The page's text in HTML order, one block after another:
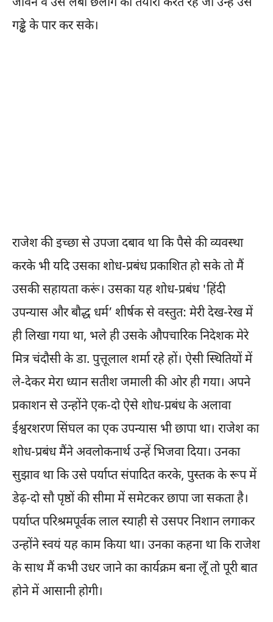
गड्ढे के पार कर सके।
राजेश की इच्छा से उपजा दबाव था कि पैसे की व्यवस्था
करके भी यदि उसका शोध-प्रबंध प्रकाशित हो सके तो मैं
उसकी सहायता करूं। उसका यह शोध-प्रबंध 'हिंदी
उपन्यास और बौद्ध धर्म’ शीर्षक से वस्तुत: मेरी देख-रेख में
ही लिखा गया था, भले ही उसके औपचारिक निदेशक मेरे
मित्र चंदौसी के डा. पुत्तूलाल शर्मा रहे हों। ऐसी स्थितियों में
ले-देकर मेरा ध्यान सतीश जमाली की ओर ही गया। अपने
प्रकाशन से उन्होंने एक-दो ऐसे शोध-प्रबंध के अलावा
ईश्वरशरण सिंघल का एक उपन्यास भी छापा था। राजेश का
शोध-प्रबंध मैंने अवलोकनार्थ उन्हें भिजवा दिया। उनका
सुझाव था कि उसे पर्याप्त संपादित करके, पुस्तक के रूप में
डेढ़-दो सौ पृष्ठों की सीमा में समेटकर छापा जा सकता है।
पर्याप्त परिश्रमपूर्वक लाल स्याही से उसपर निशान लगाकर
उन्होंने स्वयं यह काम किया था। उनका कहना था कि राजेश
के साथ मैं कभी उधर जाने का कार्यक्रम बना लूँ तो पूरी बात
होने में आसानी होगी।